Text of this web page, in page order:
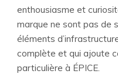
enthousiasme et
marque ne sont pas de
éléments
complète et qui ajoute
particulière à ÉPICE.